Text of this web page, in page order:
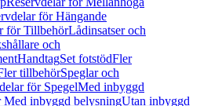
för Hängande
för TillbehörLådinsatser och
och
HandtagSet fotstödFler
tillbehörSpeglar och
för SpegelMed inbyggd
Med inbyggd belysningUtan inbyggd